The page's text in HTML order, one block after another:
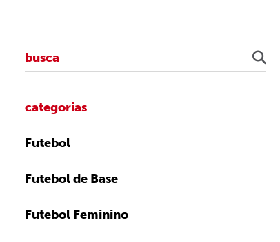
categorias
Futebol
Futebol de Base
Futebol Feminino